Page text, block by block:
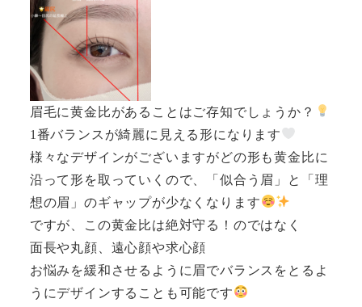
眉毛に黄金比があることはご存知でしょうか？
1番バランスが綺麗に見える形になります
様々なデザインがございますがどの形も黄金比に
沿って形を取っていくので、「似合う眉」と「理
想の眉」のギャップが少なくなります
ですが、この黄金比は絶対守る！のではなく
面長や丸顔、遠心顔や求心顔
お悩みを緩和させるように眉でバランスをとるよ
うにデザインすることも可能です